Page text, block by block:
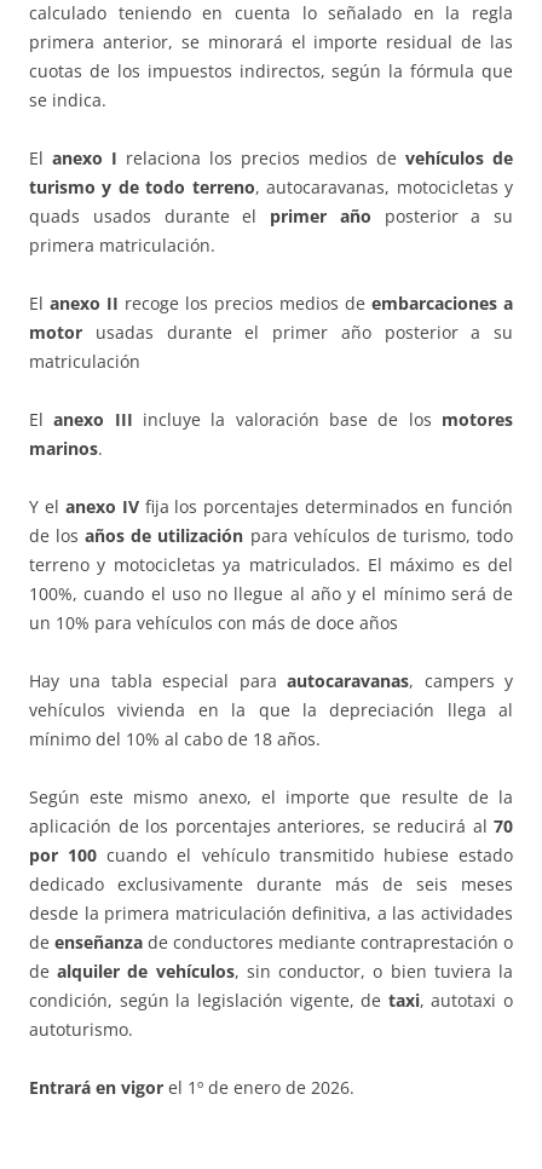
calculado teniendo en cuenta lo señalado en la regla
primera anterior, se minorará el importe residual de las
cuotas de los impuestos indirectos, según la fórmula que
se indica.
El anexo I relaciona los precios medios de vehículos de
turismo y de todo terreno, autocaravanas, motocicletas y
quads usados durante el primer año posterior a su
primera matriculación.
El anexo II recoge los precios medios de embarcaciones a
motor usadas durante el primer año posterior a su
matriculación
Elanexo III incluye la valoración base de los motores
marinos.
Y el anexo IVfija los porcentajes determinados en función
de losaños de utilización para vehículos de turismo, todo
terreno y motocicletas ya matriculados. El máximo es del
100%, cuando el uso no llegue al año y el mínimo será de
un 10% para vehículos con más de doce años
Hay una tabla especial paraautocaravanas, campers y
vehículos vivienda en la que la depreciación llega al
mínimo del 10% al cabo de 18 años.
Según este mismo anexo, el importe que resulte de la
aplicación de los porcentajes anteriores, se reducirá al 70
por 100 cuando el vehículo transmitido hubiese estado
dedicado exclusivamente durante más de seis meses
desde la primera matriculación definitiva, a las actividades
de enseñanza de conductores mediante contraprestación o
dealquiler de vehículos, sin conductor, o bien tuviera la
condición, según la legislación vigente, de taxi, autotaxi o
autoturismo.
Entrará en vigor el 1º de enero de 2026.